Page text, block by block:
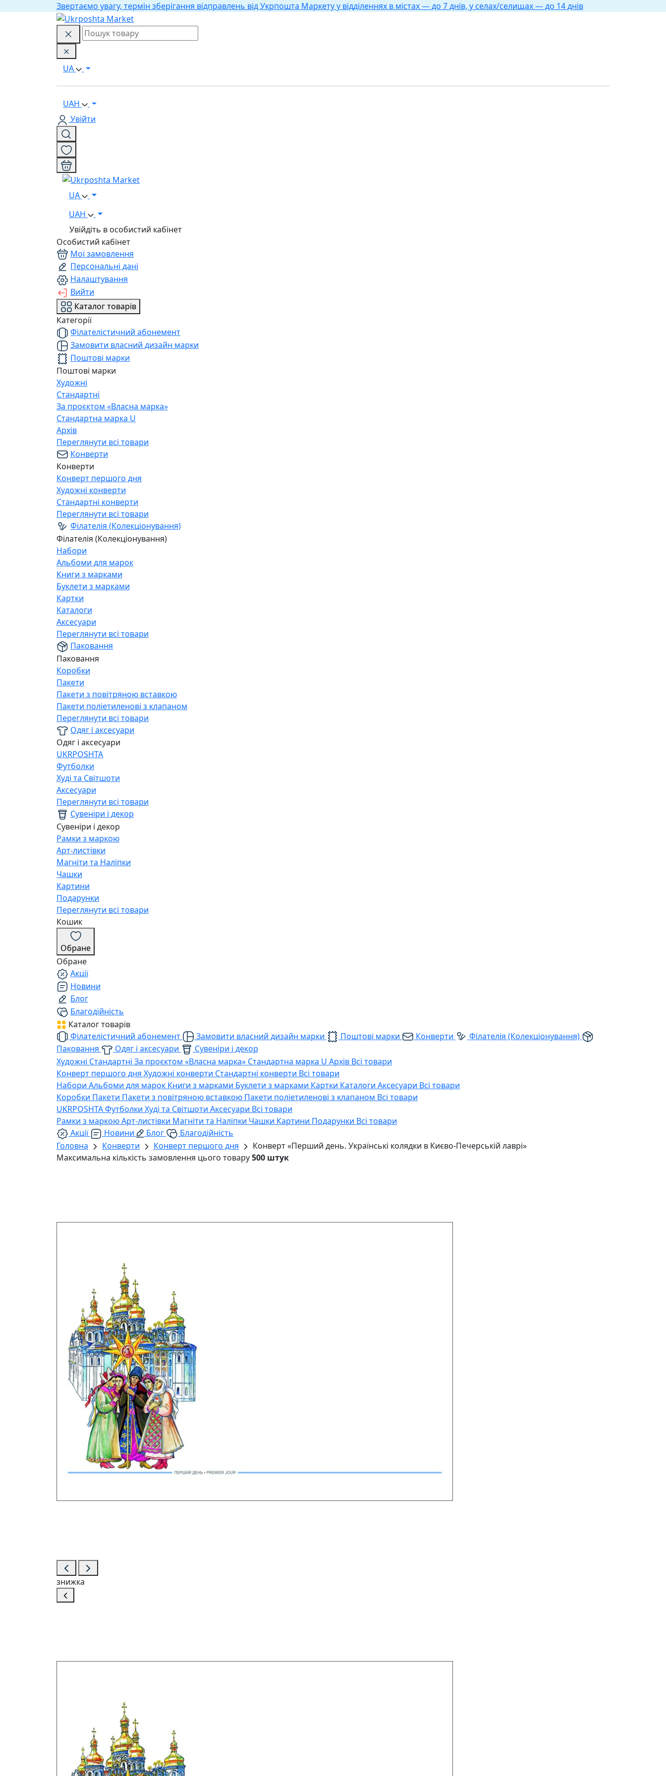
Звертаємо увагу, термін зберігання відправлень від Укрпошта Маркету у відділеннях в містах — до 7 днів, у селах/селищах — до 14 днів
UA
UAH
Увійти
UA
UAH
Увійдіть в особистий кабінет
Особистий кабінет
Мої замовлення
Персональні дані
Налаштування
Вийти
Каталог товарів
Категорії
Філателістичний абонемент
Замовити власний дизайн марки
Поштові марки
Поштові марки
Художні
Стандартні
За проєктом «Власна марка»
Стандартна марка U
Архів
Переглянути всі товари
Конверти
Конверти
Конверт першого дня
Художні конверти
Стандартні конверти
Переглянути всі товари
Філателія (Колекціонування)
Філателія (Колекціонування)
Набори
Альбоми для марок
Книги з марками
Буклети з марками
Картки
Каталоги
Аксесуари
Переглянути всі товари
Паковання
Паковання
Коробки
Пакети
Пакети з повітряною вставкою
Пакети поліетиленові з клапаном
Переглянути всі товари
Одяг і аксесуари
Одяг і аксесуари
UKRPOSHTA
Футболки
Худі та Світшоти
Аксесуари
Переглянути всі товари
Сувеніри і декор
Сувеніри і декор
Рамки з маркою
Арт-листівки
Магніти та Наліпки
Чашки
Картини
Подарунки
Переглянути всі товари
Кошик
Обране
Обране
Акції
Новини
Блог
Благодійність
Каталог товарів
Філателістичний абонемент
Замовити власний дизайн марки Поштові марки Конверти
Філателія (Колекціонування)
Паковання
Одяг і аксесуари
Сувеніри і декор
Художні Стандартні За проєктом «Власна марка» Стандартна марка U Архів Всі товари
Конверт першого дня Художні конверти Стандартні конверти Всі товари
Набори Альбоми для марок Книги з марками Буклети з марками Картки Каталоги Аксесуари Всі товари
Коробки Пакети Пакети з повітряною вставкою Пакети поліетиленові з клапаном Всі товари
UKRPOSHTAФутболки Худі та Світшоти Аксесуари Всі товари
Рамки з маркоюАрт-листівки Магніти та Наліпки Чашки Картини Подарунки Всі товари
Акції
Новини Блог
Благодійність
Головна
Конверти Конверт першого дня
Конверт «Перший день. Українські колядки в Києво-Печерській лаврі»
Максимальна кількість замовлення цього товару500 штук
знижка